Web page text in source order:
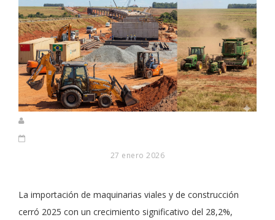
27 enero 2026
La importación de maquinarias viales y de construcción
cerró 2025 con un crecimiento significativo del 28,2%,